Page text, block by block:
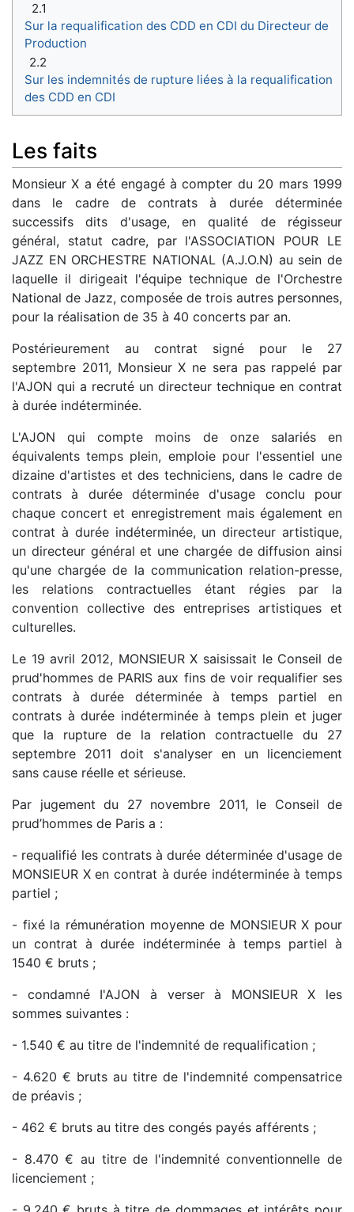
2.1
Sur la requalification des CDD en CDI du Directeur de
Production
2.2
Sur les indemnités de rupture liées à la requalification
des CDD en CDI
Les faits
Monsieur X a été engagé à compter du 20 mars 1999
dans le cadre de contrats à durée déterminée
successifs dits d'usage, en qualité de régisseur
général, statut cadre, par l'ASSOCIATION POUR LE
JAZZ EN ORCHESTRE NATIONAL (A.J.O.N) au sein de
laquelle il dirigeait l'équipe technique de l'Orchestre
National de Jazz, composée de trois autres personnes,
pour la réalisation de 35 à 40 concerts par an.
Postérieurement au contrat signé pour le 27
septembre 2011, Monsieur X ne sera pas rappelé par
l'AJON qui a recruté un directeur technique en contrat
à durée indéterminée.
L'AJON qui compte moins de onze salariés en
équivalents temps plein, emploie pour l'essentiel une
dizaine d'artistes et des techniciens, dans le cadre de
contrats à durée déterminée d'usage conclu pour
chaque concert et enregistrement mais également en
contrat à durée indéterminée, un directeur artistique,
un directeur général et une chargée de diffusion ainsi
qu'une chargée de la communication relation-presse,
les relations contractuelles étant régies par la
convention collective des entreprises artistiques et
culturelles.
Le 19 avril 2012, MONSIEUR X saisissait le Conseil de
prud'hommes de PARIS aux fins de voir requalifier ses
contrats à durée déterminée à temps partiel en
contrats à durée indéterminée à temps plein et juger
que la rupture de la relation contractuelle du 27
septembre 2011 doit s'analyser en un licenciement
sans cause réelle et sérieuse.
Par jugement du 27 novembre 2011, le Conseil de
prud’hommes de Paris a :
- requalifié les contrats à durée déterminée d'usage de
MONSIEUR X en contrat à durée indéterminée à temps
partiel ;
- fixé la rémunération moyenne de MONSIEUR X pour
un contrat à durée indéterminée à temps partiel à
1540 € bruts ;
- condamné I'AJON à verser à MONSIEUR X les
sommes suivantes :
- 1.540 € au titre de l'indemnité de requalification ;
- 4.620 € bruts au titre de l'indemnité compensatrice
de préavis ;
- 462 € bruts au titre des congés payés afférents ;
- 8.470 € au titre de l'indemnité conventionnelle de
licenciement ;